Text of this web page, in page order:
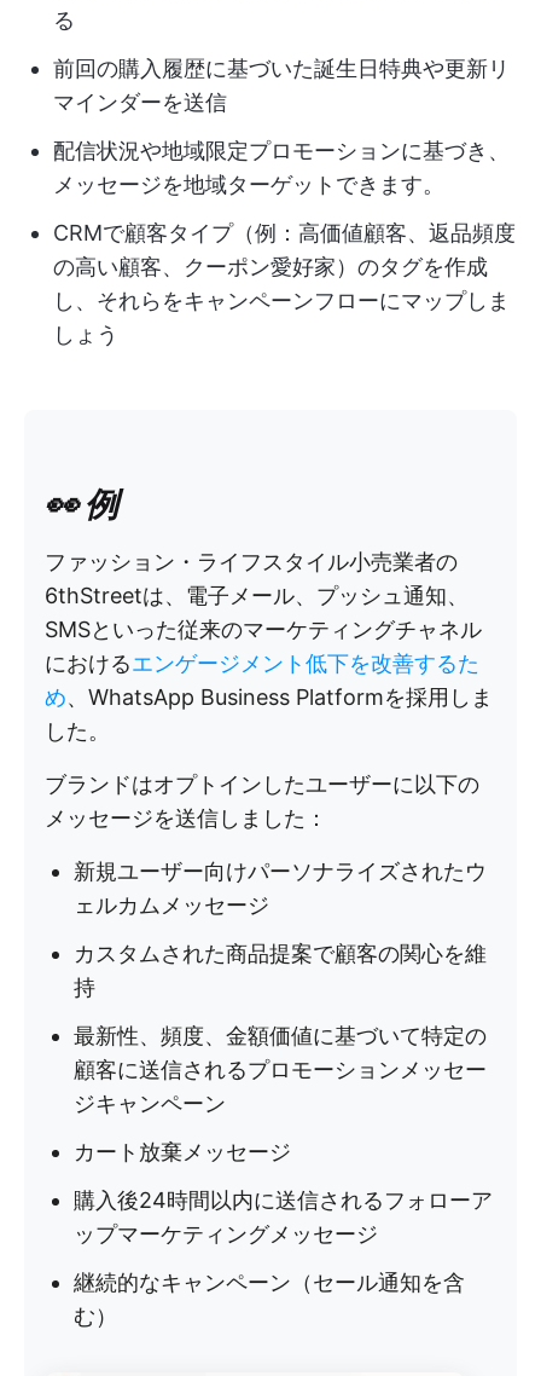
る
前回の購入履歴に基づいた誕生日特典や更新リ
マインダーを送信
配信状況や地域限定プロモーションに基づき、
メッセージを地域ターゲットできます。
CRMで顧客タイプ（例：高価値顧客、返品頻度
の高い顧客、クーポン愛好家）のタグを作成
し、それらをキャンペーンフローにマップしま
しょう
👀 例
ファッション・ライフスタイル小売業者の
6thStreetは、電子メール、プッシュ通知、
SMSといった従来のマーケティングチャネル
におけるエンゲージメント低下を改善するた
め、WhatsApp Business Platformを採用しま
した。
ブランドはオプトインしたユーザーに以下の
メッセージを送信しました：
新規ユーザー向けパーソナライズされたウ
ェルカムメッセージ
カスタムされた商品提案で顧客の関心を維
持
最新性、頻度、金額価値に基づいて特定の
顧客に送信されるプロモーションメッセー
ジキャンペーン
カート放棄メッセージ
購入後24時間以内に送信されるフォローア
ップマーケティングメッセージ
継続的なキャンペーン（セール通知を含
む）